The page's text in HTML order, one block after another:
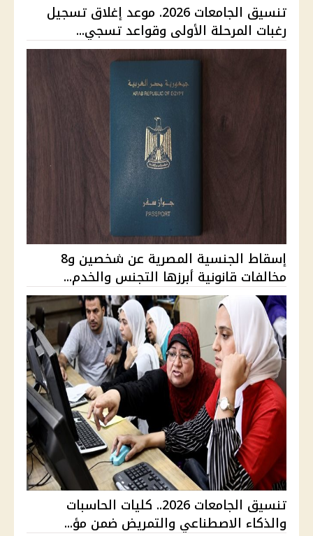
تنسيق الجامعات 2026. موعد إغلاق تسجيل
رغبات المرحلة الأولى وقواعد تسجي...
إسقاط الجنسية المصرية عن شخصين و8
مخالفات قانونية أبرزها التجنس والخدم...
تنسيق الجامعات 2026.. كليات الحاسبات
والذكاء الاصطناعي والتمريض ضمن مؤ...